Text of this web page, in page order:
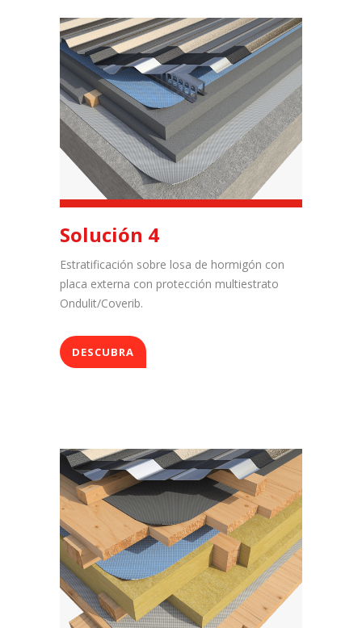
Solución 4
Estratificación sobre losa de hormigón con
placa externa con protección multiestrato
Ondulit/Coverib.
DESCUBRA